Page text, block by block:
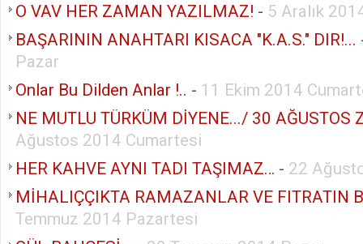
O VAV HER ZAMAN YAZILMAZ! - 5 Aralık
BAŞARININ ANAHTARI KISACA "K.A.S." DIR!...
Pazar
Onlar Bu Dilden Anlar !.. - 11 Ekim 2014
NE MUTLU TÜRKÜM DİYENE.../ 30 AĞUSTOS
Ağustos 2014 Cumartesi
HER KAHVE AYNI TADI TAŞIMAZ… - 22
MİHALIÇÇIKTA RAMAZANLAR VE FITRATIN
Temmuz 2014 Pazartesi